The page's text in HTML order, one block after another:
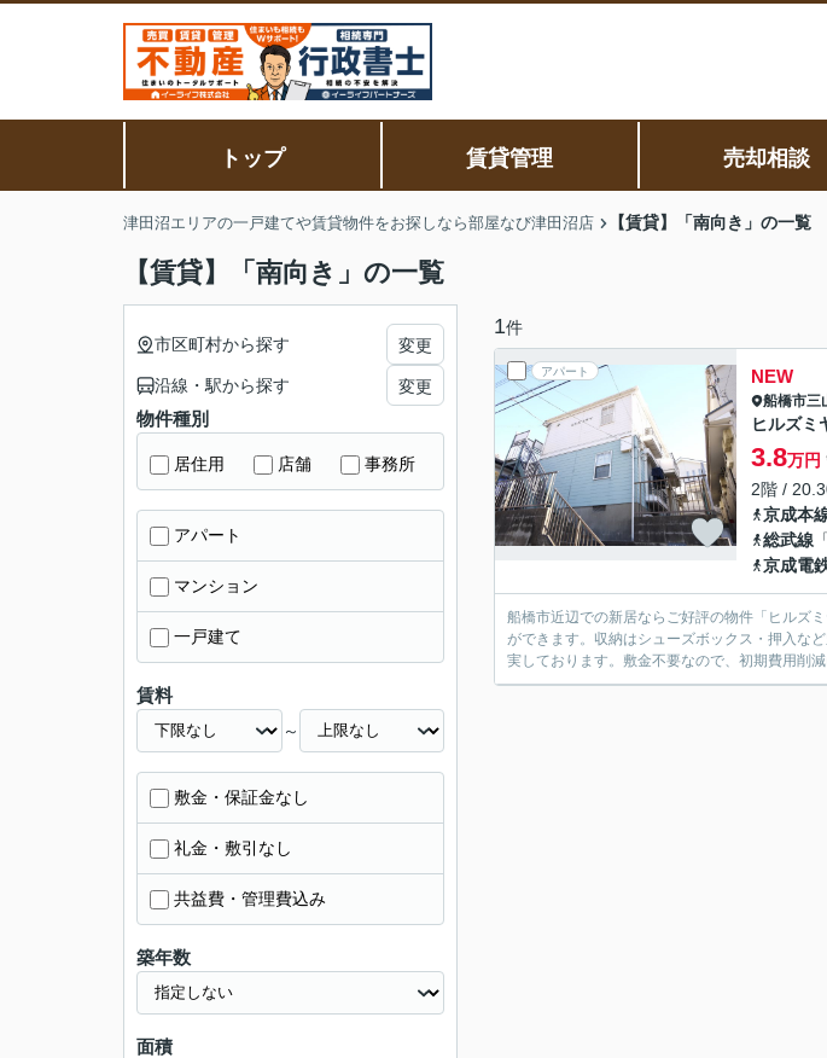
トップ 賃貸管理 売却相談
津田沼エリアの一戸建てや賃貸物件をお探しなら部屋なび津田沼店 【賃貸】「南向き」の一覧
【賃貸】「南向き」の一覧
1件
アパート NEW
船橋市三
ヒルズミ
3.8万円
2階 /
京成本
総武線 「
京成電
船橋市近辺での新居ならご好評の物件「ヒルズ
ができます。収納はシューズボックス・押入な
実しております。敷金不要なので、初期費用削
市区町村から探す 変更
沿線・駅から探す 変更
物件種別
居住用 店舗 事務所
アパート
マンション
一戸建て
賃料
～
敷金・保証金なし
礼金・敷引なし
共益費・管理費込み
築年数
面積